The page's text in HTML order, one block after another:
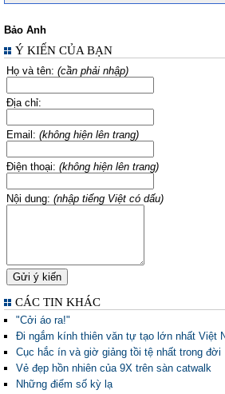
Bảo Anh
Ý KIẾN CỦA BẠN
Họ và tên: (cần phải nhập)
Địa chỉ:
Email: (không hiện lên trang)
Điện thoại: (không hiện lên trang)
Nội dung: (nhập tiếng Việt có dấu)
CÁC TIN KHÁC
"Cởi áo ra!"
Đi ngắm kính thiên văn tự tạo lớn nhất Việt
Cục hắc ín và giờ giảng tồi tệ nhất trong đời
Vẻ đẹp hồn nhiên của 9X trên sàn catwalk
Những điểm số kỳ lạ